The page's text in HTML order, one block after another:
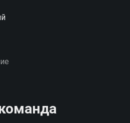
медсестрой в местной